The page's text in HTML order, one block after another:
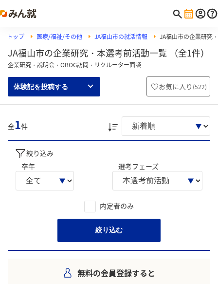
トップ 医療/福祉/その他 JA福山市の就活情報 JA福山市の企業研究
JA福山市の企業研究・本選考前活動一覧 （全1件）
企業研究・説明会・OBOG訪問・リクルーター面談
体験記を投稿する お気に入り (522)
全1件
絞り込み
卒年
選考フェーズ
内定者のみ
絞り込む
無料の会員登録すると